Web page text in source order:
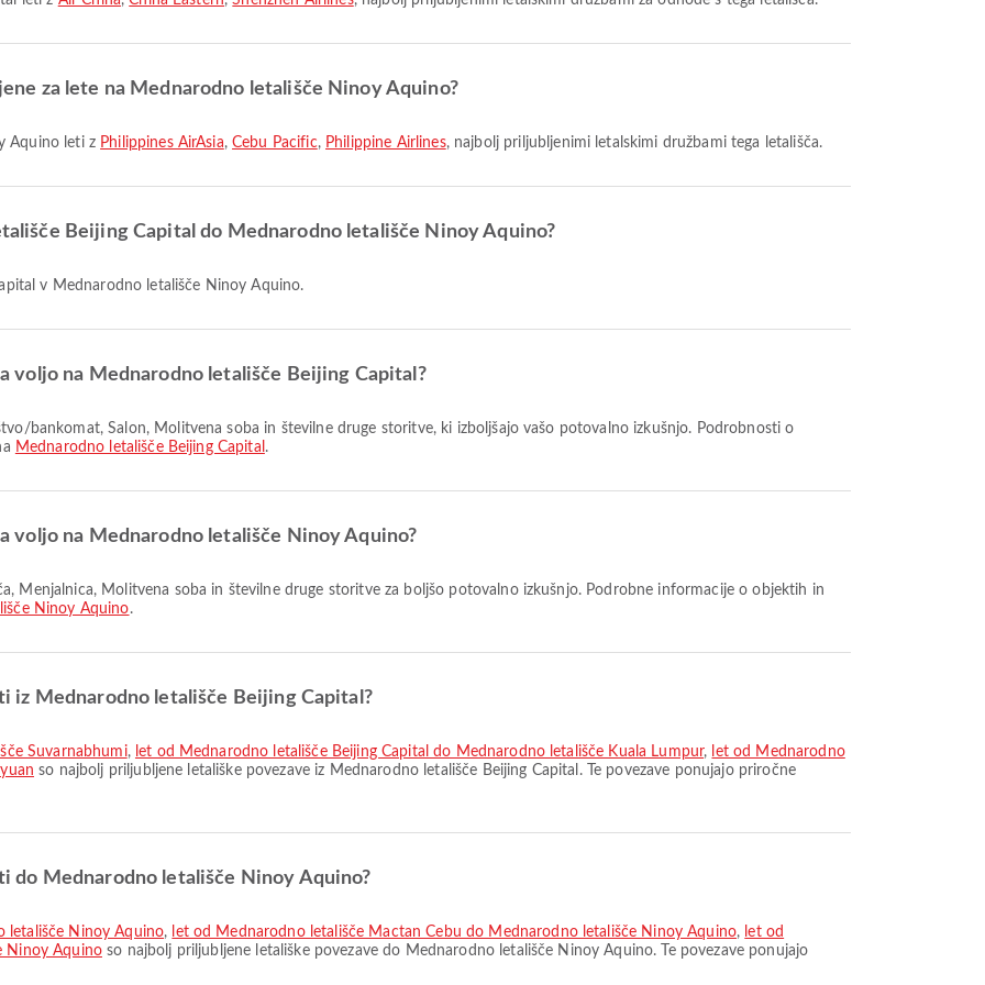
za lete na Mednarodno letališče Ninoy Aquino?
Aquino leti z Philippines AirAsia,Cebu Pacific, Philippine Airlines, najbolj priljubljenimi letalskimi družbami tega letališča.
Beijing Capital do Mednarodno letališče Ninoy Aquino?
v Mednarodno letališče Ninoy Aquino.
na Mednarodno letališče Beijing Capital?
Mednarodno letališče Beijing Capital .
na Mednarodno letališče Ninoy Aquino?
Ninoy Aquino.
iz Mednarodno letališče Beijing Capital?
Suvarnabhumi, let od Mednarodno letališče Beijing Capital do Mednarodno letališče Kuala Lumpur, let od Mednarodno
so najbolj priljubljene letališke povezave iz Mednarodno letališče Beijing Capital. Te povezave ponujajo priročne
do Mednarodno letališče Ninoy Aquino?
letališče Ninoy Aquino, let od Mednarodno letališče Mactan Cebu do Mednarodno letališče Ninoy Aquino, let od
Ninoy Aquinoso najbolj priljubljene letališke povezave do Mednarodno letališče Ninoy Aquino. Te povezave ponujajo